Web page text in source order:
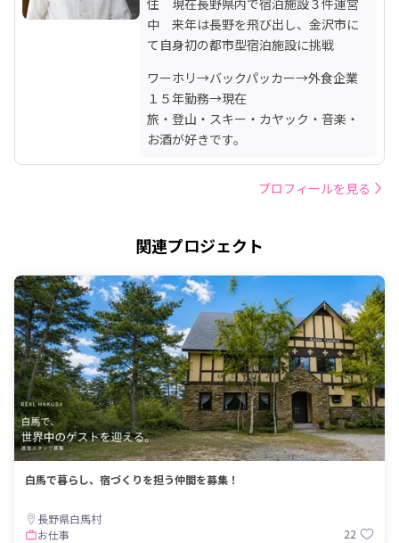
中　来年は長野を飛び出し、金沢市に
て自身初の都市型宿泊施設に挑戦
ワーホリ→バックパッカー→外食企業
１５年勤務→現在
旅・登山・スキー・カヤック・音楽・
お酒が好きです。
プロフィールを見る
関連プロジェクト
白馬で暮らし、宿づくりを担う仲間を募集！
長野県白馬村
お仕事
22